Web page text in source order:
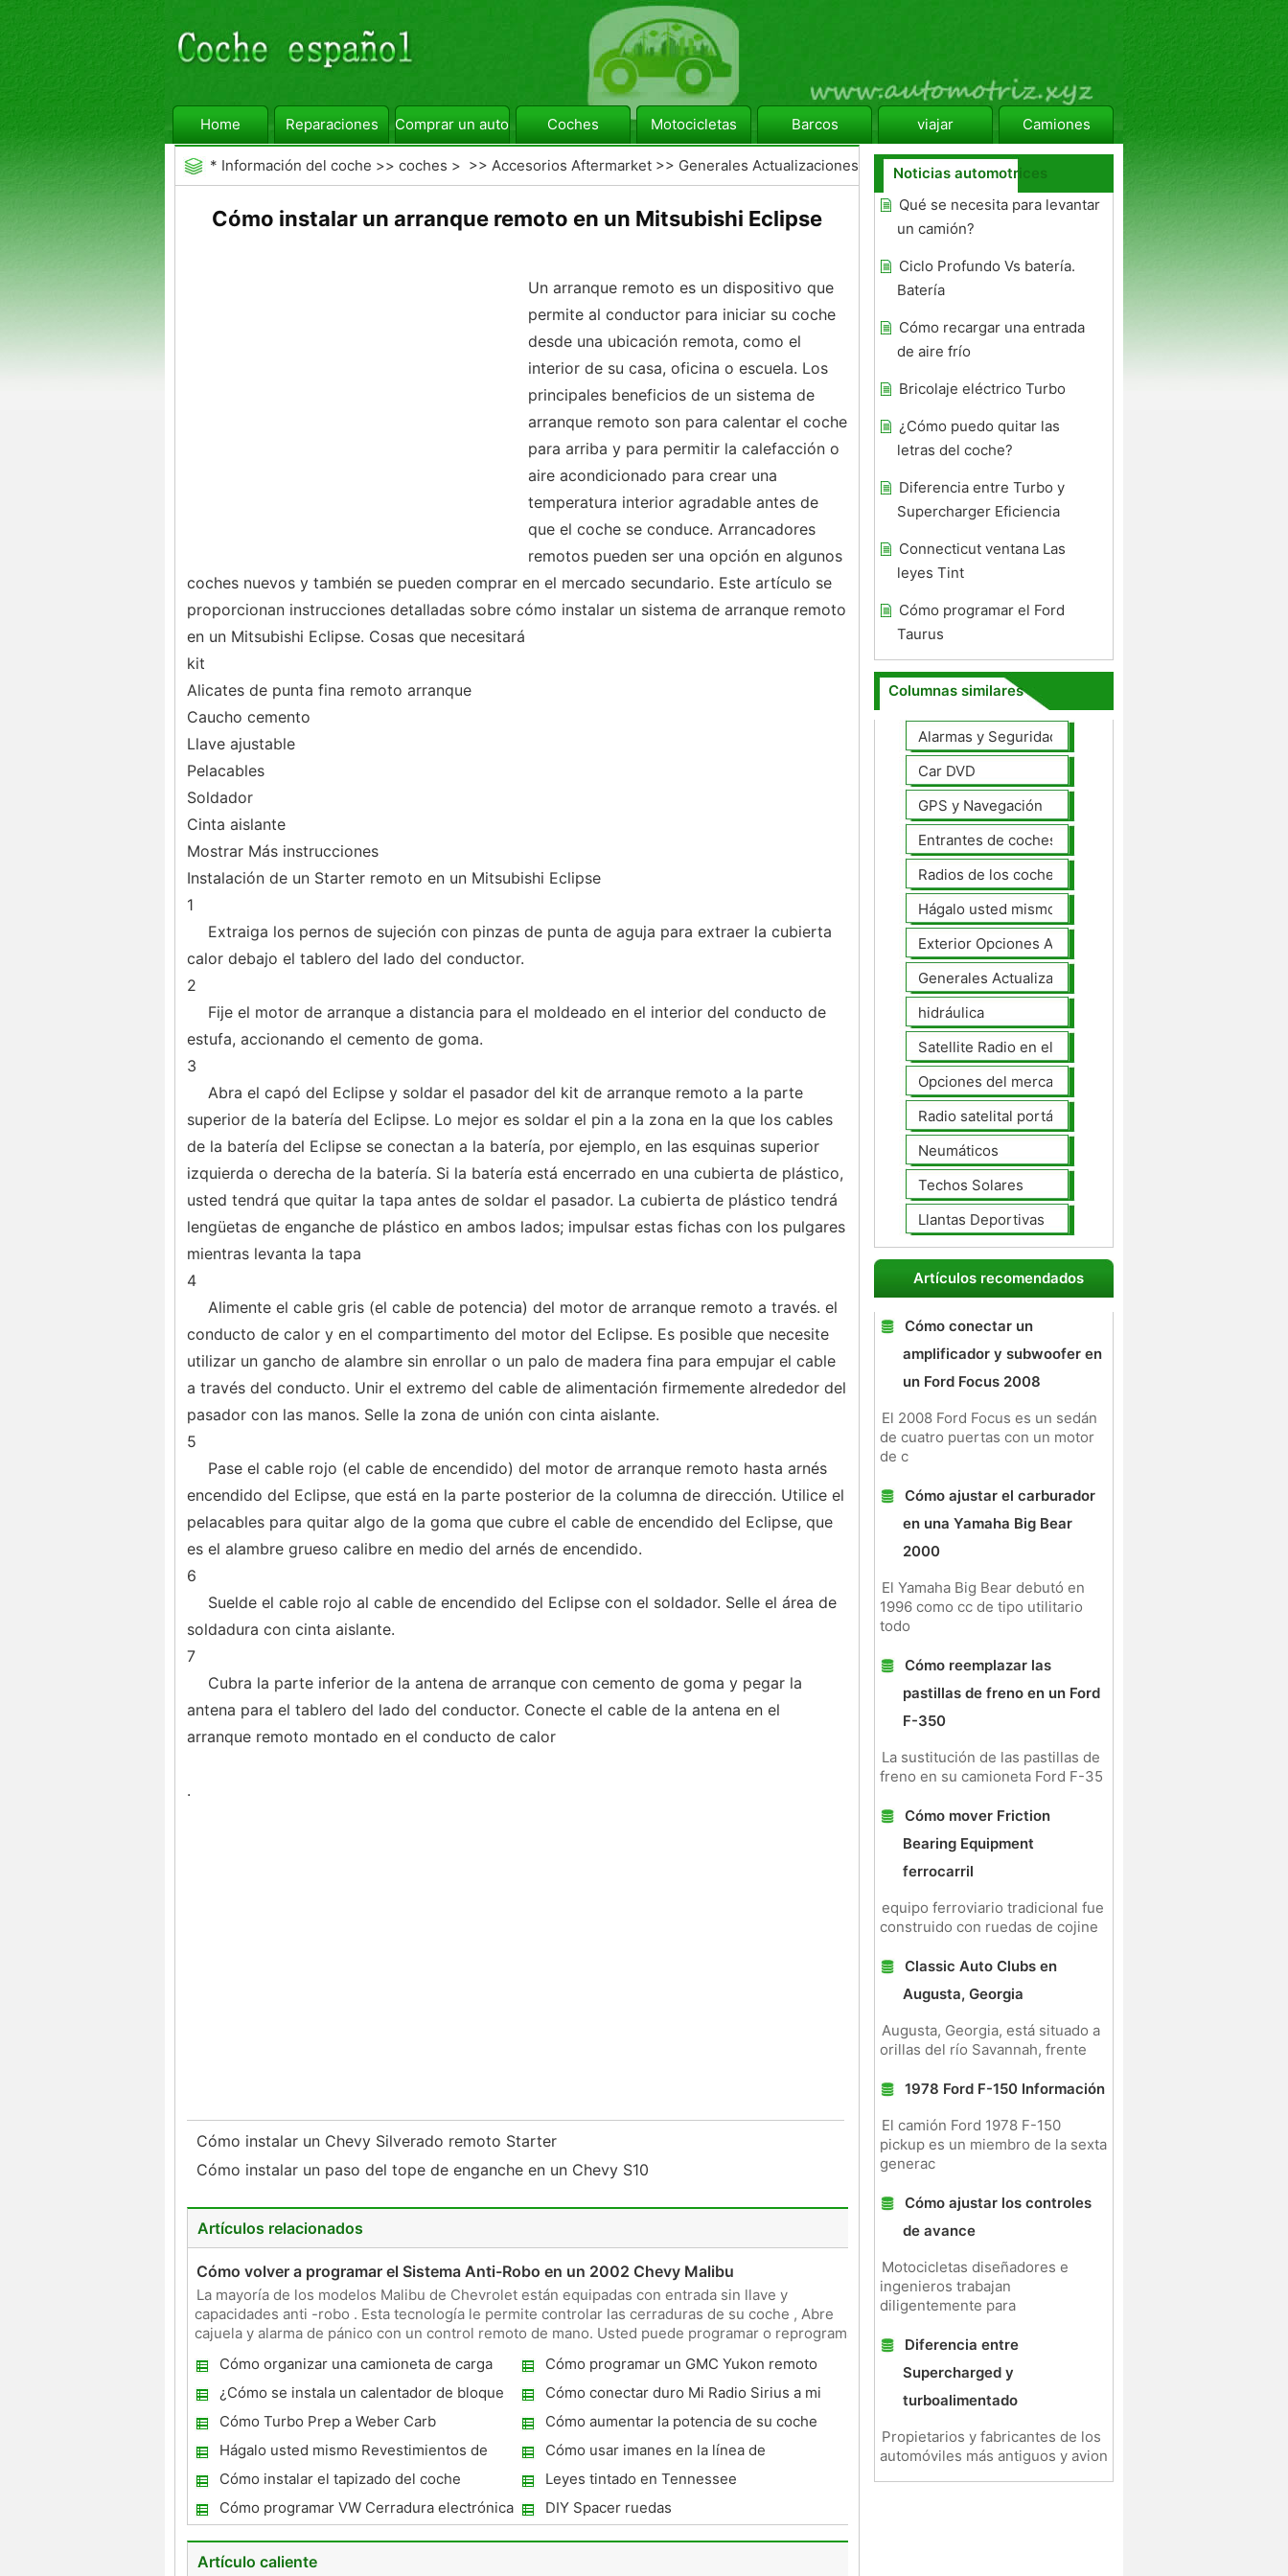
Home Reparaciones Comprar un automóvil Coches Motocicletas Barcos viajar Camiones
* Información del coche >> coches > >> Accesorios Aftermarket>> Generales Actualizaciones
Cómo instalar un arranque remoto en un Mitsubishi Eclipse
Un arranque remoto es un dispositivo que
permite al conductor para iniciar su coche
desde una ubicación remota, como el
interior de su casa, oficina o escuela. Los
principales beneficios de un sistema de
arranque remoto son para calentar el coche
para arriba y para permitir la calefacción o
aire acondicionado para crear una
temperatura interior agradable antes de
que el coche se conduce. Arrancadores
remotos pueden ser una opción en algunos
coches nuevos y también se pueden comprar en el mercado secundario. Este artículo se
proporcionan instrucciones detalladas sobre cómo instalar un sistema de arranque remoto
en un Mitsubishi Eclipse. Cosas que necesitará
kit
Alicates de punta fina remoto arranque
Caucho cemento
Llave ajustable
Pelacables
Soldador
Cinta aislante
Mostrar Más instrucciones
Instalación de un Starter remoto en un Mitsubishi Eclipse
1
Extraiga los pernos de sujeción con pinzas de punta de aguja para extraer la cubierta
calor debajo el tablero del lado del conductor.
2
Fije el motor de arranque a distancia para el moldeado en el interior del conducto de
estufa, accionando el cemento de goma.
3
Abra el capó del Eclipse y soldar el pasador del kit de arranque remoto a la parte
superior de la batería del Eclipse. Lo mejor es soldar el pin a la zona en la que los cables
de la batería del Eclipse se conectan a la batería, por ejemplo, en las esquinas superior
izquierda o derecha de la batería. Si la batería está encerrado en una cubierta de plástico,
usted tendrá que quitar la tapa antes de soldar el pasador. La cubierta de plástico tendrá
lengüetas de enganche de plástico en ambos lados; impulsar estas fichas con los pulgares
mientras levanta la tapa
4
Alimente el cable gris (el cable de potencia) del motor de arranque remoto a través. el
conducto de calor y en el compartimento del motor del Eclipse. Es posible que necesite
utilizar un gancho de alambre sin enrollar o un palo de madera fina para empujar el cable
a través del conducto. Unir el extremo del cable de alimentación firmemente alrededor del
pasador con las manos. Selle la zona de unión con cinta aislante.
5
Pase el cable rojo (el cable de encendido) del motor de arranque remoto hasta arnés
encendido del Eclipse, que está en la parte posterior de la columna de dirección. Utilice el
pelacables para quitar algo de la goma que cubre el cable de encendido del Eclipse, que
es el alambre grueso calibre en medio del arnés de encendido.
6
Suelde el cable rojo al cable de encendido del Eclipse con el soldador. Selle el área de
soldadura con cinta aislante.
7
Cubra la parte inferior de la antena de arranque con cemento de goma y pegar la
antena para el tablero del lado del conductor. Conecte el cable de la antena en el
arranque remoto montado en el conducto de calor
.
Cómo instalar un Chevy Silverado remoto Starter
Cómo instalar un paso del tope de enganche en un Chevy S10
Artículos relacionados
Cómo volver a programar el Sistema Anti-Robo en un 2002 Chevy Malibu
La mayoría de los modelos Malibu de Chevrolet están equipadas con entrada sin llave y
capacidades anti -robo . Esta tecnología le permite controlar las cerraduras de su coche , Abre
cajuela y alarma de pánico con un control remoto de mano. Usted puede programar o reprogramar
Cómo organizar una camioneta de carga
Cómo programar un GMC Yukon remoto
Starter
¿Cómo se instala un calentador de bloque
Sonata?
Cómo conectar duro Mi Radio Sirius a mi
batería de coche
Cómo Turbo Prep a Weber Carb
Cómo aumentar la potencia de su coche
Hágalo usted mismo Revestimientos de
poliuretano
Cómo usar imanes en la línea de
combustible de su automóvil
Cómo instalar el tapizado del coche
Leyes tintado en Tennessee
Cómo programar VW Cerradura electrónica
DIY Spacer ruedas
Artículo caliente
Noticias automotrices
Qué se necesita para levantar
un camión?
Ciclo Profundo Vs batería.
Batería
Cómo recargar una entrada
de aire frío
Bricolaje eléctrico Turbo
¿Cómo puedo quitar las
letras del coche?
Diferencia entre Turbo y
Supercharger Eficiencia
Connecticut ventana Las
leyes Tint
Cómo programar el Ford
Taurus
Columnas similares
Alarmas y Seguridad
Car DVD
GPS y Navegación
Entrantes de coches
Radios de los coches
Hágalo usted mismo Mejoras Auto
Exterior Opciones Aftermarket
Generales Actualizaciones Auto
hidráulica
Satellite Radio en el tablero
Opciones del mercado de accesorios del interior
Radio satelital portátil
Neumáticos
Techos Solares
Llantas Deportivas
Artículos recomendados
Cómo conectar un
amplificador y subwoofer en
un Ford Focus 2008
El 2008 Ford Focus es un sedán
de cuatro puertas con un motor
de c
Cómo ajustar el carburador
en una Yamaha Big Bear
2000
El Yamaha Big Bear debutó en
1996 como cc de tipo utilitario
todo
Cómo reemplazar las
pastillas de freno en un Ford
F-350
La sustitución de las pastillas de
freno en su camioneta Ford F-35
Cómo mover Friction
Bearing Equipment
ferrocarril
equipo ferroviario tradicional fue
construido con ruedas de cojine
Classic Auto Clubs en
Augusta, Georgia
Augusta, Georgia, está situado a
orillas del río Savannah, frente
1978 Ford F-150 Información
El camión Ford 1978 F-150
pickup es un miembro de la sexta
generac
Cómo ajustar los controles
de avance
Motocicletas diseñadores e
ingenieros trabajan
diligentemente para
Diferencia entre
Supercharged y
turboalimentado
Propietarios y fabricantes de los
automóviles más antiguos y avion